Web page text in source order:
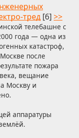
тред [6] >>
телебашне с
года — одна из
катастроф,
после
пожара
вещание
Москву и
аппаратуры